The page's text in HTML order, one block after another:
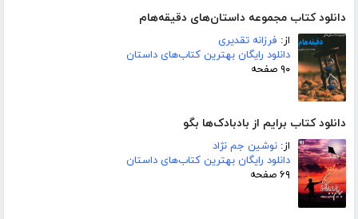
دانلود کتاب مجموعه داستان‌های دقیقه‌هام
از: فرزانه تقدیری
دانلود رایگان بهترین کتاب‌های داستان
۹۰ صفحه
دانلود کتاب برایم از بادبادک‌ها بگو
از: نوشین جم نژاد
دانلود رایگان بهترین کتاب‌های داستان
۶۹ صفحه